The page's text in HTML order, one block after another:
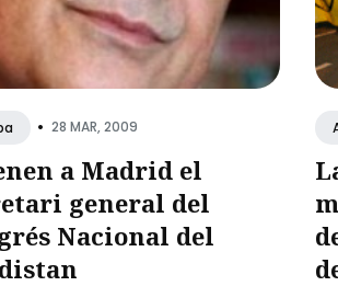
• 28 MAR, 2009
a Madrid el
general del
Nacional del